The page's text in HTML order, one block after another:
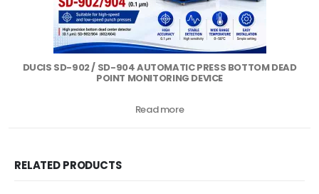
DUCIS SD-902 / SD-904 AUTOMATIC PRESS BOTTOM DEAD
POINT MONITORING DEVICE
Read more
RELATED PRODUCTS